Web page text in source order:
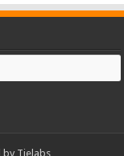
by Tielabs